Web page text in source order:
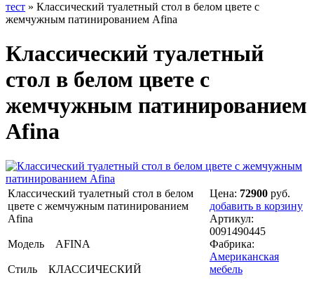
тест » Классический туалетный стол в белом цвете с
жемчужным патинированием Afina
Классический туалетный
стол в белом цвете с
жемчужным патинированием
Afina
Классический туалетный стол в белом
цвете с жемчужным патинированием
Afina
Модель AFINA
Стиль КЛАССИЧЕСКИЙ
Цена: 72900 руб.
добавить в корзину
Артикул:
0091490445
Фабрика:
Американская
мебель